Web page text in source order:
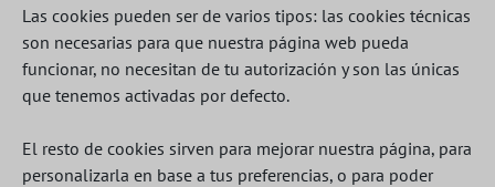
Las cookies pueden ser de varios tipos: las cookies técnicas
son necesarias para que nuestra página web pueda
funcionar, no necesitan de tu autorización y son las únicas
que tenemos activadas por defecto.
El resto de cookies sirven para mejorar nuestra página, para
personalizarla en base a tus preferencias, o para poder
1
2
3
4 5 6 7 8
9
10
11 12 13 14
25 28
30